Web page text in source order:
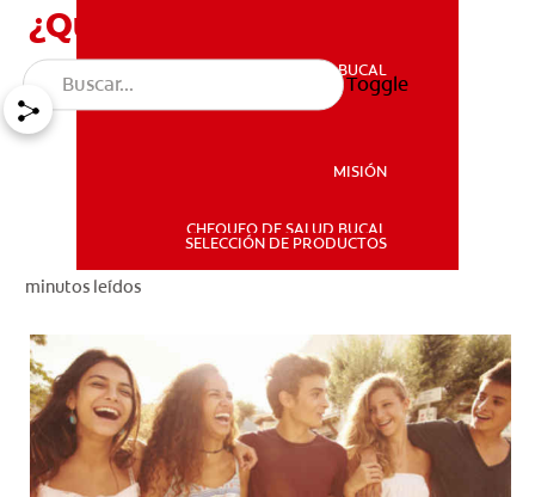
SALUD BUCAL
SELECCIÓN DE PRODUCTOS
PARA PROFESIONALES
SALUD BUCAL
MISIÓN
CHEQUEO DE SALUD BUCAL
SELECCIÓN DE PRODUCTOS
Toggle
¿Qué Es La Ortodoncia?
minutos leídos